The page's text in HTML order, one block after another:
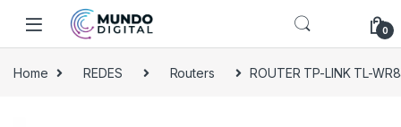
Skip to navigation
Skip to content
0
Home REDES Routers ROUTER TP-LINK TL-